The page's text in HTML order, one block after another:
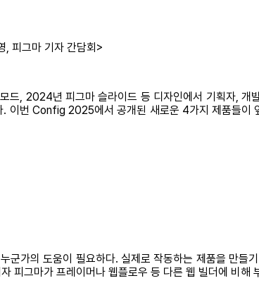
, 피그마 기자 간담회>
, 2024년 피그마 슬라이드 등 디자인에서 기획자, 개
번 Config 2025에서 공개된 새로운 4가지 제품들이
가의 도움이 필요하다. 실제로 작동하는 제품을 만들
피그마가 프레이머나 웹플로우 등 다른 웹 빌더에 비해